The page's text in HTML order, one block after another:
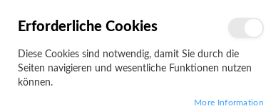
Campus
Erforderliche Cookies
Diese Cookies sind notwendig, damit Sie durch die
Seiten navigieren und wesentliche Funktionen nutzen
können.
More Information